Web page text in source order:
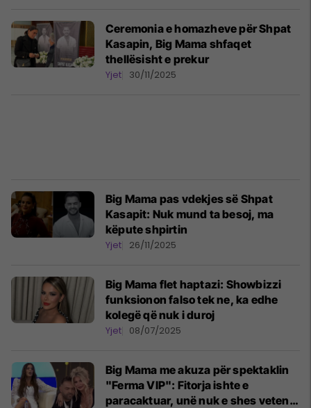
Ceremonia e homazheve për Shpat
Kasapin, Big Mama shfaqet
thellësisht e prekur
Yjet 30/11/2025
Big Mama pas vdekjes së Shpat
Kasapit: Nuk mund ta besoj, ma
këpute shpirtin
Yjet 26/11/2025
Big Mama flet haptazi: Showbizzi
funksionon falso tek ne, ka edhe
kolegë që nuk i duroj
Yjet 08/07/2025
Big Mama me akuza për spektaklin
"Ferma VIP": Fitorja ishte e
paracaktuar, unë nuk e shes veten